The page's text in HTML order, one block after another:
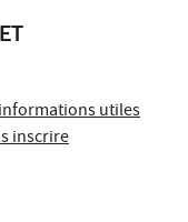
utiles
inscrire